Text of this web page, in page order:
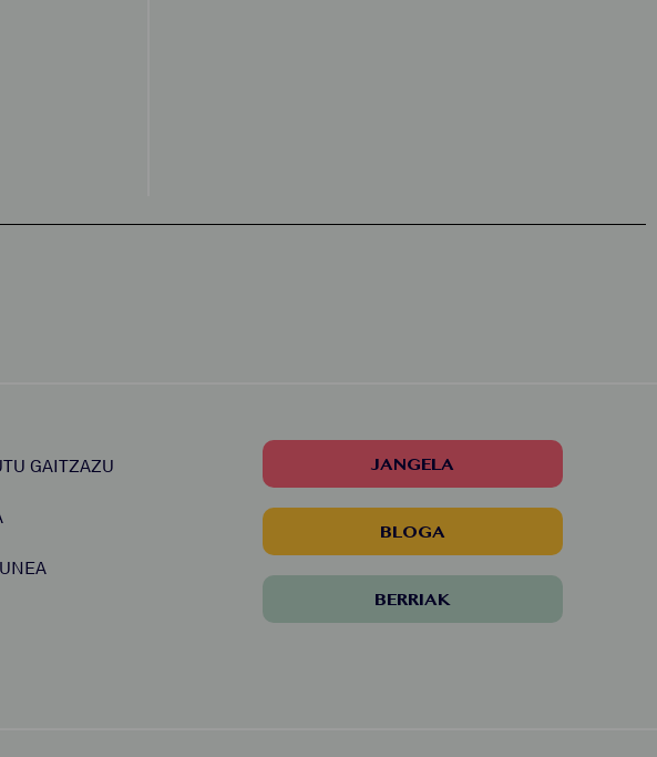
GAITZAZU JANGELA
BLOGA
BERRIAK